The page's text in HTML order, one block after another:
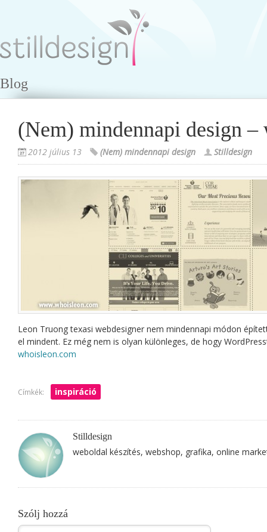
Blog
(Nem) mindennapi design –
2012 július 13 (Nem) mindennapi design Stilldesign
Leon Truong texasi webdesigner nem mindennapi módon
el mindent. Ez még nem is olyan különleges, de hogy
whoisleon.com
Címkék: inspiráció
Stilldesign
weboldal készítés, webshop, grafika, online
Szólj hozzá